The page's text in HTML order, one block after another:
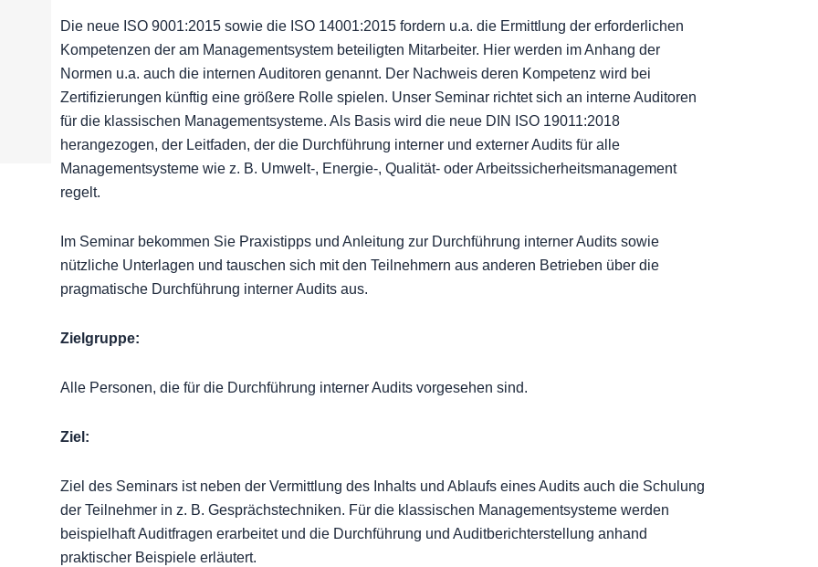
Die neue ISO 9001:2015 sowie die ISO 14001:2015 fordern u.a. die Ermittlung der erforderlichen
Kompetenzen der am Managementsystem beteiligten Mitarbeiter. Hier werden im Anhang der
Normen u.a. auch die internen Auditoren genannt. Der Nachweis deren Kompetenz wird bei
Zertifizierungen künftig eine größere Rolle spielen. Unser Seminar richtet sich an interne Auditoren
für die klassischen Managementsysteme. Als Basis wird die neue DIN ISO 19011:2018
herangezogen, der Leitfaden, der die Durchführung interner und externer Audits für alle
Managementsysteme wie z. B. Umwelt-, Energie-, Qualität- oder Arbeitssicherheitsmanagement
regelt.
Im Seminar bekommen Sie Praxistipps und Anleitung zur Durchführung interner Audits sowie
nützliche Unterlagen und tauschen sich mit den Teilnehmern aus anderen Betrieben über die
pragmatische Durchführung interner Audits aus.
Zielgruppe:
Alle Personen, die für die Durchführung interner Audits vorgesehen sind.
Ziel:
Ziel des Seminars ist neben der Vermittlung des Inhalts und Ablaufs eines Audits auch die Schulung
der Teilnehmer in z. B. Gesprächstechniken. Für die klassischen Managementsysteme werden
beispiel­haft Auditfragen erarbeitet und die Durchführung und Auditberichterstellung anhand
praktischer Beispiele erläutert.